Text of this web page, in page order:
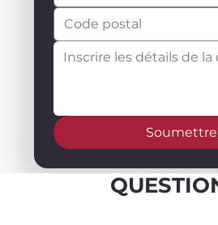
Soumettre